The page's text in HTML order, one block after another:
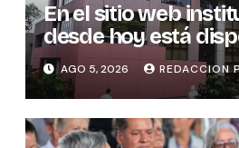
En el sitio web
desde hoy está
sistema
para los notarios
AGO 5, 2026 REDACCION